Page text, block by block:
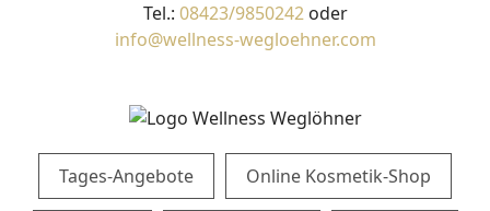
WOHNEN
Angebote
Inklusivleistungen
Tel.: 08423/9850242oder
info@wellness-wegloehner.com
Tages-Angebote Online Kosmetik-Shop